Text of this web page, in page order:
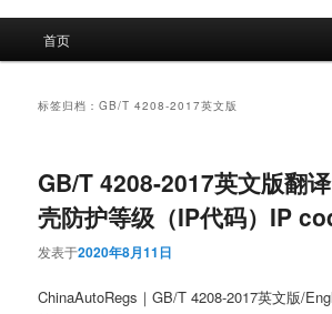
首页
标签归档：GB/T 4208-2017英文版
GB/T 4208-2017英文版翻
壳防护等级（IP代码）IP
发表于2020年8月11日
ChinaAutoRegs｜GB/T 4208-2017英文版/